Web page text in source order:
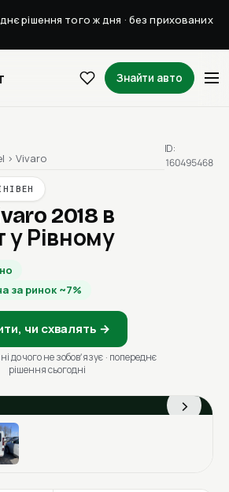
рішення того ж дня · без прихованих
Знайти авто
› Vivaro
2018 в
у Рівному
за ринок ~7%
чи схвалять →
до чого не зобовʼязує · попереднє
рішення сьогодні
ID:
160495468
›